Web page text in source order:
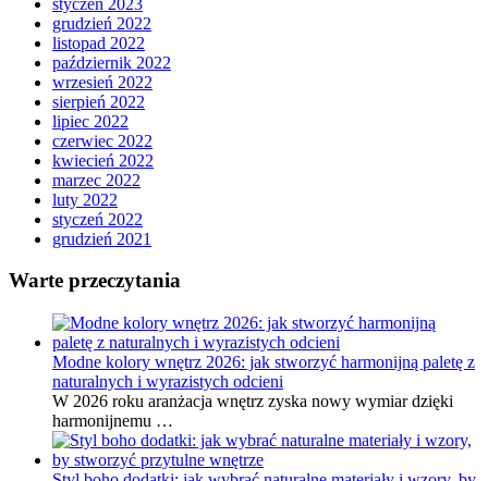
grudzień 2022
listopad 2022
październik 2022
wrzesień 2022
sierpień 2022
lipiec 2022
czerwiec 2022
kwiecień 2022
marzec 2022
luty 2022
styczeń 2022
grudzień 2021
Warte przeczytania
Modne kolory wnętrz 2026: jak stworzyć harmonijną paletę z
naturalnych i wyrazistych odcieni
W 2026 roku aranżacja wnętrz zyska nowy wymiar dzięki
harmonijnemu …